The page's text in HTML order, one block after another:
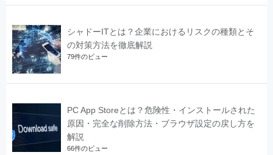
シャドーITとは？企業におけるリスクの種類とそ
の対策方法を徹底解説
79件のビュー
PC App Storeとは？危険性・インストールされた
原因・完全な削除方法・ブラウザ設定の戻し方を
解説
66件のビュー